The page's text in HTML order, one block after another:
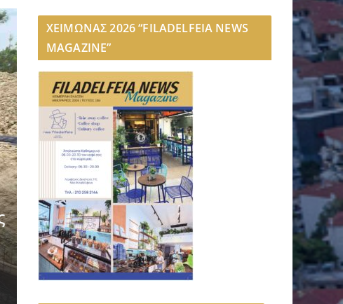
ΤΟΠΙΚΑ ΝΕΑ
Άρθρο του Ν Σερετάκη στο “Ποντίκι”:
ΧΕΙΜΩΝΑΣ 2026 “FILADELFEIA NEWS
MAGAZINE”